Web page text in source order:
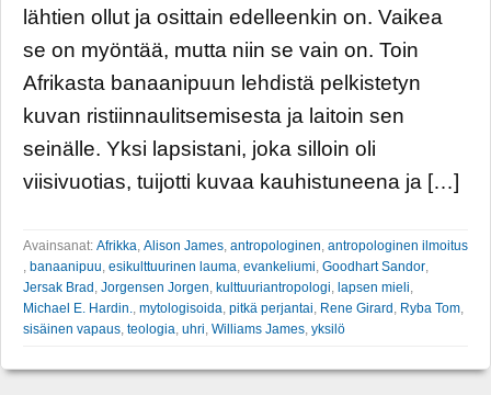
lähtien ollut ja osittain edelleenkin on. Vaikea
se on myöntää, mutta niin se vain on. Toin
Afrikasta banaanipuun lehdistä pelkistetyn
kuvan ristiinnaulitsemisesta ja laitoin sen
seinälle. Yksi lapsistani, joka silloin oli
viisivuotias, tuijotti kuvaa kauhistuneena ja […]
Avainsanat: Afrikka, Alison James, antropologinen, antropologinen ilmoitus
, banaanipuu, esikulttuurinen lauma, evankeliumi, Goodhart Sandor,
Jersak Brad , Jorgensen Jorgen, kulttuuriantropologi, lapsen mieli,
Michael E. Hardin., mytologisoida, pitkä perjantai, Rene Girard , Ryba Tom,
sisäinen vapaus, teologia, uhri, Williams James, yksilö